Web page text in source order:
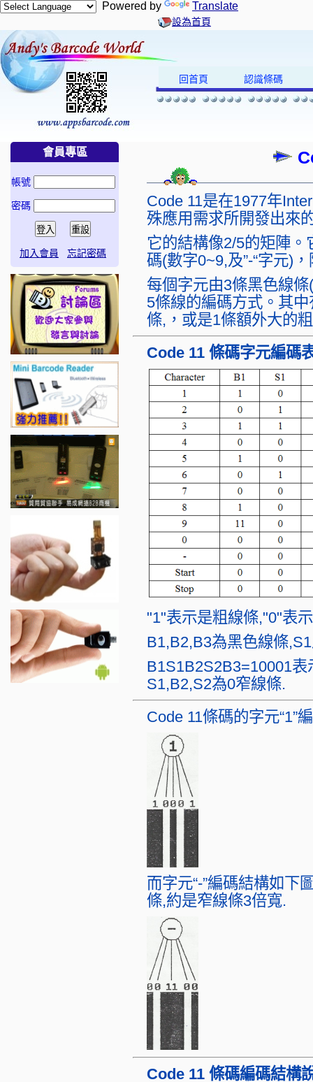
Powered by Translate
設為首頁
回首頁 認識條碼
會員專區
帳號
密碼
加入會員 忘記密碼
Code 11是在1977年
殊應用需求所開發出來
它的結構像2/5的矩陣
碼(數字0~9,及”-“字元)
每個字元由3條黑色線
5條線的編碼方式。其
條,，或是1條額外大的
Code 11 條碼字元編碼
"1"表示是粗線條,"0"表
B1,B2,B3為黑色線條
B1S1B2S2B3=10001
S1,B2,S2為0窄線條.
Code 11條碼的字元“1”
而字元“-”編碼結構如下
條,約是窄線條3倍寬.
Code 11 條碼編碼結構